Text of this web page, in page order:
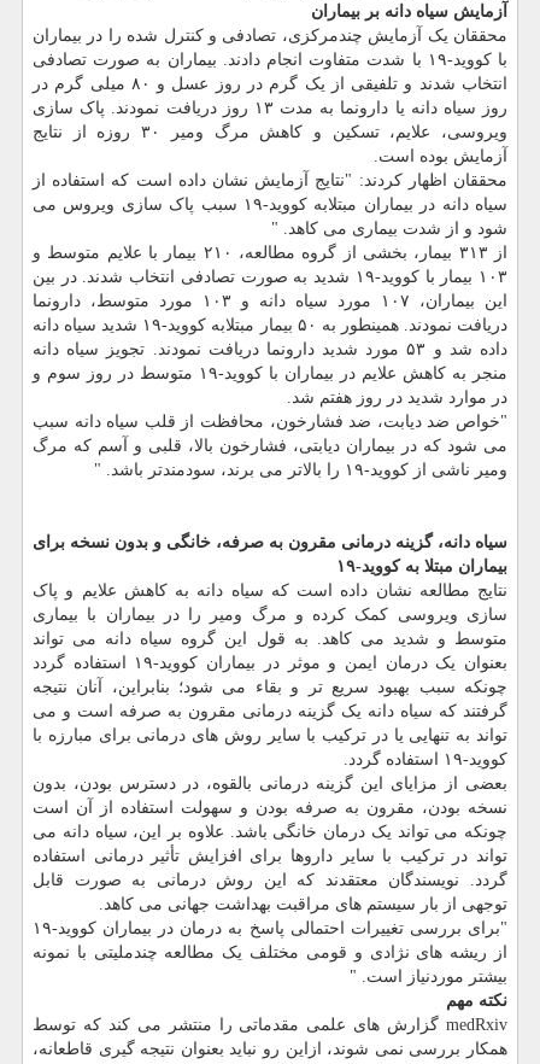
آزمایش سیاه دانه بر بیماران
محققان یک آزمایش چندمرکزی، تصادفی و کنترل شده را در بیماران
با کووید-۱۹ با شدت متفاوت انجام دادند. بیماران به صورت تصادفی
انتخاب شدند و تلفیقی از یک گرم در روز عسل و ۸۰ میلی گرم در
روز سیاه دانه یا دارونما به مدت ۱۳ روز دریافت نمودند. پاک سازی
ویروسی، علایم، تسکین و کاهش مرگ ومیر ۳۰ روزه از نتایج
آزمایش بوده است.
محققان اظهار کردند: "نتایج آزمایش نشان داده است که استفاده از
سیاه دانه در بیماران مبتلابه کووید-۱۹ سبب پاک سازی ویروس می
شود و از شدت بیماری می کاهد. "
از ۳۱۳ بیمار، بخشی از گروه مطالعه، ۲۱۰ بیمار با علایم متوسط و
۱۰۳ بیمار با کووید-۱۹ شدید به صورت تصادفی انتخاب شدند. در بین
این بیماران، ۱۰۷ مورد سیاه دانه و ۱۰۳ مورد متوسط، دارونما
دریافت نمودند. همینطور به ۵۰ بیمار مبتلابه کووید-۱۹ شدید سیاه دانه
داده شد و ۵۳ مورد شدید دارونما دریافت نمودند. تجویز سیاه دانه
منجر به کاهش علایم در بیماران با کووید-۱۹ متوسط در روز سوم و
در موارد شدید در روز هفتم شد.
"خواص ضد دیابت، ضد فشارخون، محافظت از قلب سیاه دانه سبب
می شود که در بیماران دیابتی، فشارخون بالا، قلبی و آسم که مرگ
ومیر ناشی از کووید-۱۹ را بالاتر می برند، سودمندتر باشد. "
سیاه دانه، گزینه درمانی مقرون به صرفه، خانگی و بدون نسخه برای
بیماران مبتلا به کووید-۱۹
نتایج مطالعه نشان داده است که سیاه دانه به کاهش علایم و پاک
سازی ویروسی کمک کرده و مرگ ومیر را در بیماران با بیماری
متوسط و شدید می کاهد. به قول این گروه سیاه دانه می تواند
بعنوان یک درمان ایمن و موثر در بیماران کووید-۱۹ استفاده گردد
چونکه سبب بهبود سریع تر و بقاء می شود؛ بنابراین، آنان نتیجه
گرفتند که سیاه دانه یک گزینه درمانی مقرون به صرفه است و می
تواند به تنهایی یا در ترکیب با سایر روش های درمانی برای مبارزه با
کووید-۱۹ استفاده گردد.
بعضی از مزایای این گزینه درمانی بالقوه، در دسترس بودن، بدون
نسخه بودن، مقرون به صرفه بودن و سهولت استفاده از آن است
چونکه می تواند یک درمان خانگی باشد. علاوه بر این، سیاه دانه می
تواند در ترکیب با سایر داروها برای افزایش تأثیر درمانی استفاده
گردد. نویسندگان معتقدند که این روش درمانی به صورت قابل
توجهی از بار سیستم های مراقبت بهداشت جهانی می کاهد.
"برای بررسی تغییرات احتمالی پاسخ به درمان در بیماران کووید-۱۹
از ریشه های نژادی و قومی مختلف یک مطالعه چندملیتی با نمونه
بیشتر موردنیاز است. "
نکته مهم
medRxiv گزارش های علمی مقدماتی را منتشر می کند که توسط
همکار بررسی نمی شوند، ازاین رو نباید بعنوان نتیجه گیری قاطعانه،